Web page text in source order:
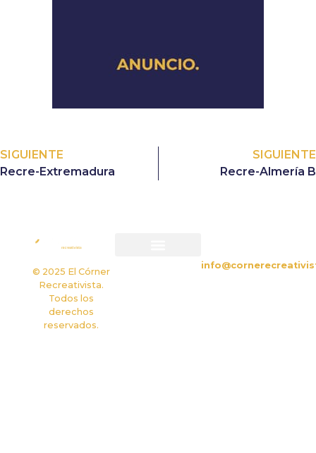
SIGUIENTE
Recre-Extremadura
SIGUIENTE
Recre-Almería B
© 2025 El Córner
Recreativista.
Todos los
derechos
reservados.